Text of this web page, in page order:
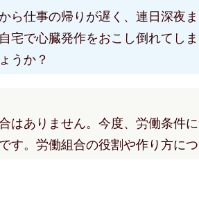
ら仕事の帰りが遅く、連日深夜
宅で心臓発作をおこし倒れてし
うか？
はありません。今度、労働条件
す。労働組合の役割や作り方に